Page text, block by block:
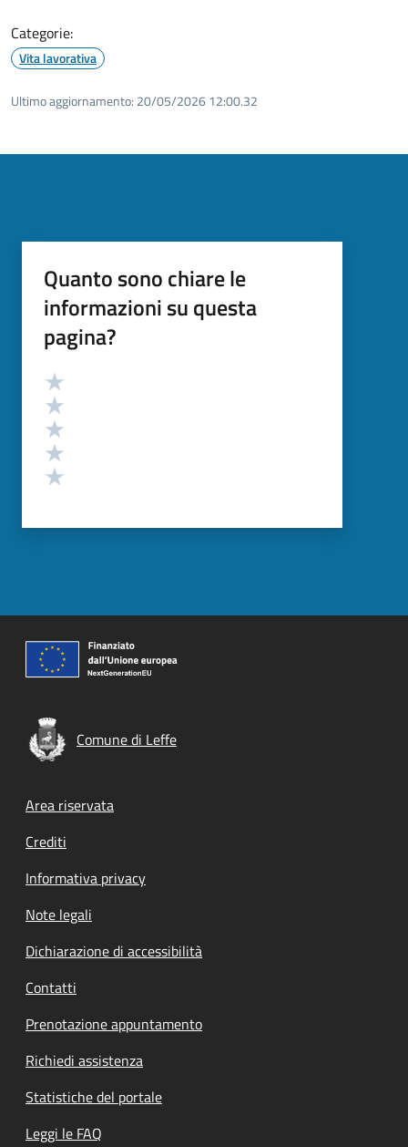
Categorie:
Vita lavorativa
Ultimo aggiornamento: 20/05/2026 12:00.32
Quanto sono chiare le
informazioni su questa
pagina?
Valutazione
Comune di Leffe
Footer menu
Area riservata
Crediti
Informativa privacy
Note legali
Dichiarazione di accessibilità
Contatti
Prenotazione appuntamento
Richiedi assistenza
Statistiche del portale
Leggi le FAQ